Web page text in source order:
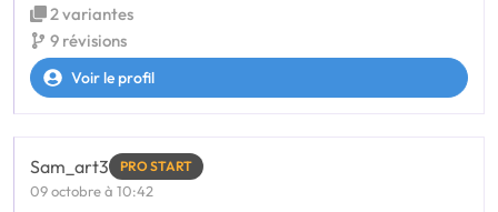
2 variantes
9 révisions
Voir le profil
Sam_art3 PRO START
09 octobre à 10:42